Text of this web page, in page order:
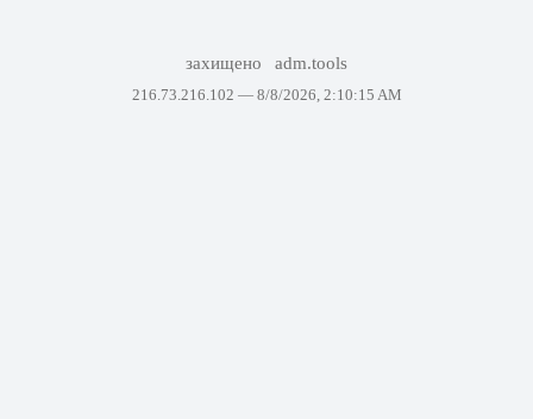
захищено adm.tools
216.73.216.102 — 8/8/2026, 2:10:15 AM